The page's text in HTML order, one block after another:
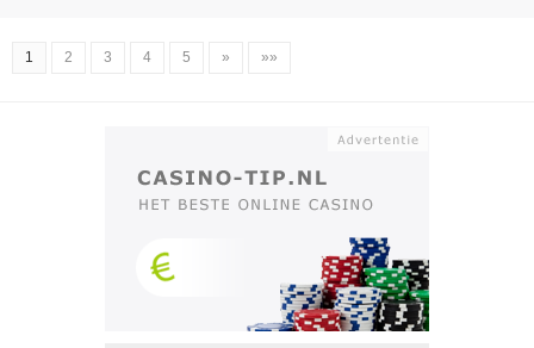
1 2 3 4 5 » »»